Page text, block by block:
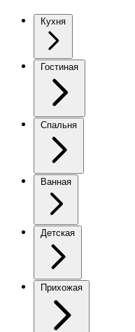
Кухня
Гостиная
Спальня
Ванная
Детская
Прихожая